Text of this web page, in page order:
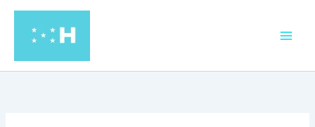
contenido